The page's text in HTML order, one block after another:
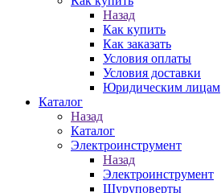
Назад
Как купить
Как заказать
Условия оплаты
Условия доставки
Юридическим лицам
Каталог
Назад
Каталог
Электроинструмент
Назад
Электроинструмент
Шуруповерты